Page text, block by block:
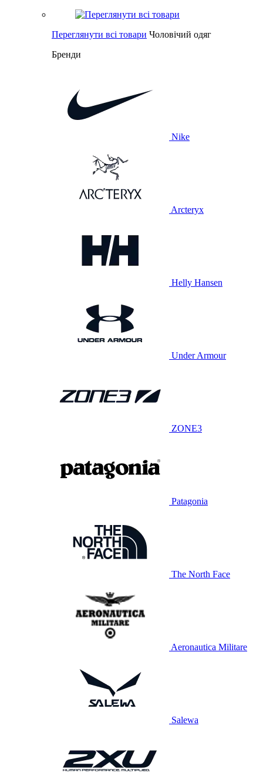
Переглянути всі товари Чоловічий одяг
Бренди
Nike
Arcteryx
Helly Hansen
Under Armour
ZONE3
Patagonia
The North Face
Aeronautica Militare
Salewa